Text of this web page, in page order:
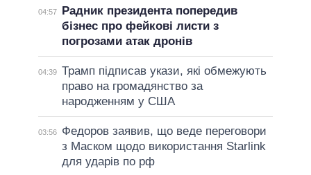
04:57
Радник президента попередив
бізнес про фейкові листи з
погрозами атак дронів
04:39 Трамп підписав укази, які обмежують
право на громадянство за
народженням у США
03:56
Федоров заявив, що веде переговори
з Маском щодо використання Starlink
для ударів по рф